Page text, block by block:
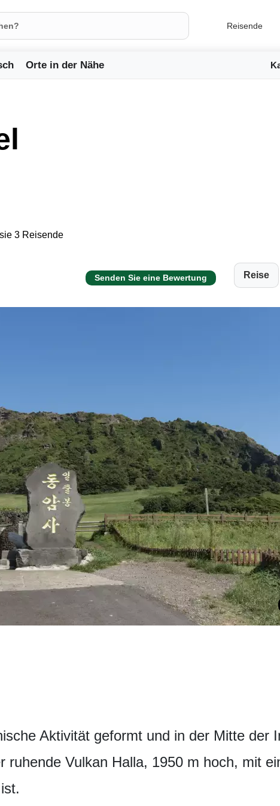
Reisende
Orte in der Nähe
3 Reisende
Senden Sie eine Bewertung Reise
Aktivität geformt und in der Mitte der
ruhende Vulkan Halla, 1950 m hoch, mit